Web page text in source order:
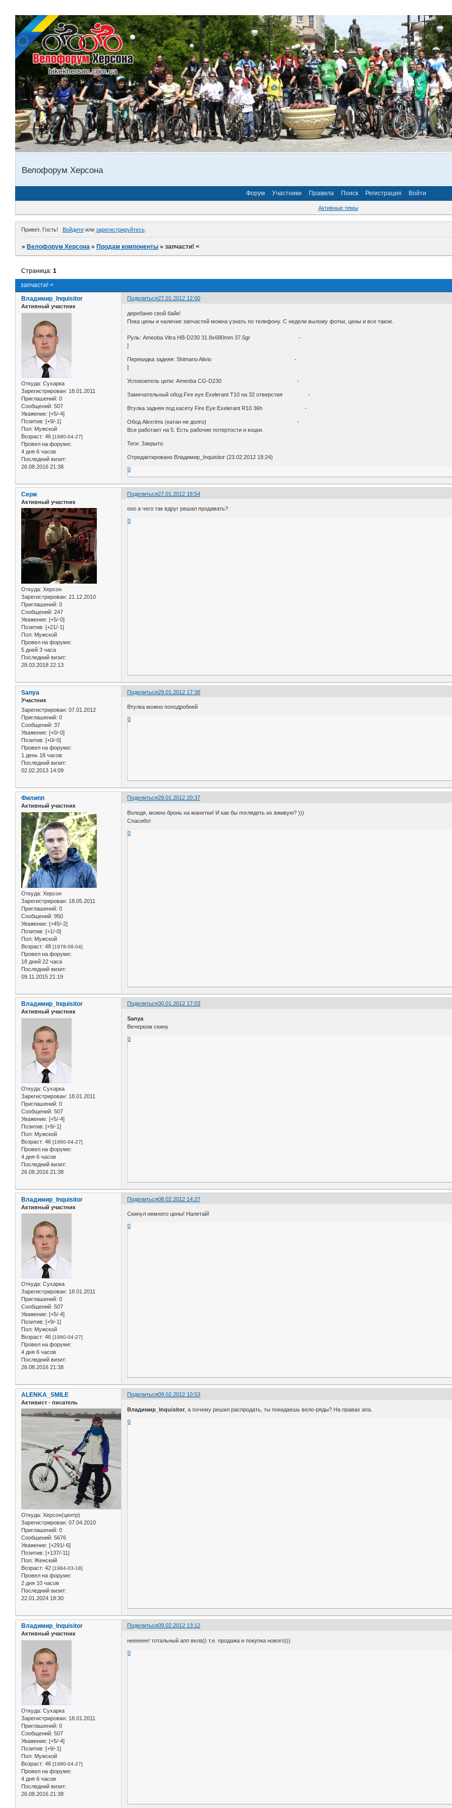
Велофорум Херсона
Форум Участники Правила Поиск Регистрация Войти
Активные темы
Привет, Гость! Войдитеили зарегистрируйтесь.
» Велофорум Херсона » Продам компоненты »запчасти! <
запчасти! <
Страница:1
Поделиться27.01.2012 12:00
Владимир_Inquisitor
Активный участник
Откуда: Сухарка
Зарегистрирован: 18.01.2011
Приглашений: 0
Сообщений: 507
Уважение: [+5/-4]
Позитив: [+9/-1]
Пол: Мужской
Возраст: 46 [1980-04-27]
Провел на форуме:
4 дня 6 часов
Последний визит:
26.08.2016 21:38
деребаню свой байк!
Пока цены и наличие запчастей можна узнать по телефону. С недели выложу фотки, цены и все такое.
Руль: Ameoba Vitra HB-D230 31.8x680mm 37.5gr -
]
Перекидка задняя: Shimano Alivio -
]
Успокоитель цепи: Ameoba CG-D230 -
Замечательный обод Fire eye Exelerant T10 на 32 отверстия -
Втулка задняя под касету Fire Eye Exelerant R10 36h -
Обод Alexrims (катан не долго) -
Все работает на 5. Есть рабочие потертости и коцки.
Теги: Закрыто
Отредактировано Владимир_Inquisitor (23.02.2012 18:24)
0
Поделиться27.01.2012 18:54
Серж
Активный участник
Откуда: Херсон
Зарегистрирован: 21.12.2010
Приглашений: 0
Сообщений: 247
Уважение: [+5/-0]
Позитив: [+21/-1]
Пол: Мужской
Провел на форуме:
5 дней 3 часа
Последний визит:
28.03.2018 22:13
ооо а чего так вдруг решал продавать?
0
Поделиться29.01.2012 17:38
Sanya
Участник
Зарегистрирован: 07.01.2012
Приглашений: 0
Сообщений: 37
Уважение: [+0/-0]
Позитив: [+0/-0]
Провел на форуме:
1 день 18 часов
Последний визит:
02.02.2013 14:09
Втулка можно поподробней
0
Поделиться29.01.2012 20:37
Филипп
Активный участник
Откуда: Херсон
Зарегистрирован: 18.05.2011
Приглашений: 0
Сообщений: 950
Уважение: [+45/-2]
Позитив: [+1/-0]
Пол: Мужской
Возраст: 48 [1978-08-04]
Провел на форуме:
18 дней 22 часа
Последний визит:
09.11.2015 21:19
Володя, можно бронь на манетки! И как бы поглядеть их вживую? )))
Спасибо!
0
Поделиться30.01.2012 17:03
Владимир_Inquisitor
Активный участник
Откуда: Сухарка
Зарегистрирован: 18.01.2011
Приглашений: 0
Сообщений: 507
Уважение: [+5/-4]
Позитив: [+9/-1]
Пол: Мужской
Возраст: 46 [1980-04-27]
Провел на форуме:
4 дня 6 часов
Последний визит:
26.08.2016 21:38
Sanya
Вечерком скину
0
Поделиться08.02.2012 14:27
Владимир_Inquisitor
Активный участник
Откуда: Сухарка
Зарегистрирован: 18.01.2011
Приглашений: 0
Сообщений: 507
Уважение: [+5/-4]
Позитив: [+9/-1]
Пол: Мужской
Возраст: 46 [1980-04-27]
Провел на форуме:
4 дня 6 часов
Последний визит:
26.08.2016 21:38
Скинул немного цены! Налетай!
0
Поделиться09.02.2012 10:53
ALENKA_SMILE
Активист - писатель
Откуда: Херсон(центр)
Зарегистрирован: 07.04.2010
Приглашений: 0
Сообщений: 5676
Уважение: [+291/-6]
Позитив: [+137/-11]
Пол: Женский
Возраст: 42 [1984-03-18]
Провел на форуме:
2 дня 10 часов
Последний визит:
22.01.2024 18:30
Владимир_Inquisitor , а почему решил распродать, ты покидаешь вело-ряды? На правах апа.
0
Поделиться09.02.2012 13:12
Владимир_Inquisitor
Активный участник
Откуда: Сухарка
Зарегистрирован: 18.01.2011
Приглашений: 0
Сообщений: 507
Уважение: [+5/-4]
Позитив: [+9/-1]
Пол: Мужской
Возраст: 46 [1980-04-27]
Провел на форуме:
4 дня 6 часов
Последний визит:
26.08.2016 21:38
нееееее! тотальный апп вела)) т.е. продажа и покупка нового)))
0